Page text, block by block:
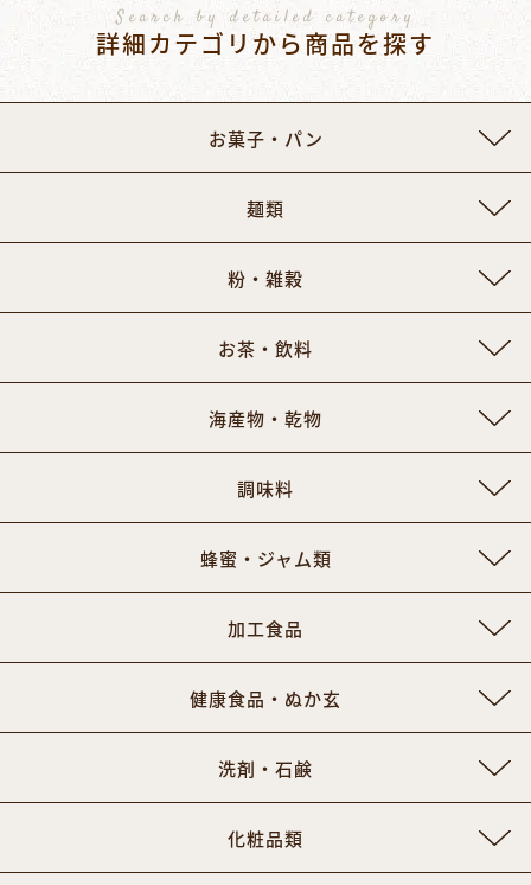
Search by detailed category
詳細カテゴリから商品を探す
お菓子・パン
麺類
粉・雑穀
お茶・飲料
海産物・乾物
調味料
蜂蜜・ジャム類
加工食品
健康食品・ぬか玄
洗剤・石鹸
化粧品類